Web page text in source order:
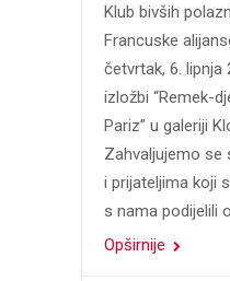
Klub bivših
Francuske
četvrtak, 6. lipnja
izložbi “Remek-
Pariz” u galeriji
Zahvaljujemo se
i prijateljima koji
s nama podijelili
Opširnije